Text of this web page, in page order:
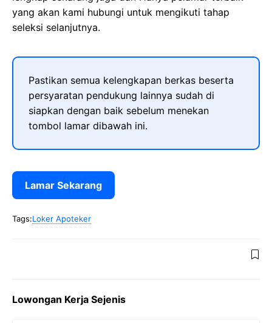
yang akan kami hubungi untuk mengikuti tahap
seleksi selanjutnya.
Pastikan semua kelengkapan berkas beserta
persyaratan pendukung lainnya sudah di
siapkan dengan baik sebelum menekan
tombol lamar dibawah ini.
Lamar Sekarang
Tags:Loker Apoteker
Lowongan Kerja Sejenis